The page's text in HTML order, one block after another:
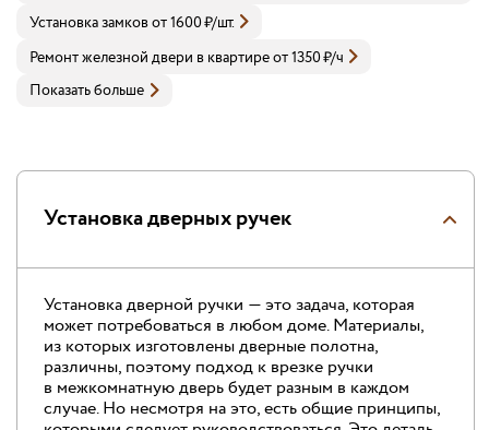
Установка замковот1600₽/шт.
Ремонт железной двери в квартиреот1350₽/ч
Показать больше
Установка дверных ручек
Установка дверной ручки — это задача, которая
может потребоваться в любом доме. Материалы,
из которых изготовлены дверные полотна,
различны, поэтому подход к врезке ручки
в межкомнатную дверь будет разным в каждом
случае. Но несмотря на это, есть общие принципы,